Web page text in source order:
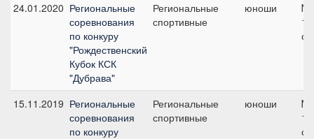
24.01.2020 Региональные
соревнования
по конкуру
"Рождественский
Кубок КСК
"Дубрава"
Региональные
спортивные
юноши
см
15.11.2019 Региональные
соревнования
по конкуру
Региональные
спортивные
юноши
см